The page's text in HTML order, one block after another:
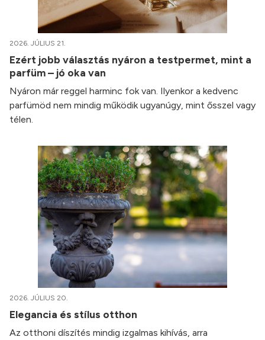
2026. JÚLIUS 21.
Ezért jobb választás nyáron a testpermet, mint a
parfüm – jó oka van
Nyáron már reggel harminc fok van. Ilyenkor a kedvenc
parfümöd nem mindig működik ugyanúgy, mint ősszel vagy
télen.
2026. JÚLIUS 20.
Elegancia és stílus otthon
Az otthoni díszítés mindig izgalmas kihívás, arra